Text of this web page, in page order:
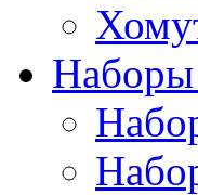
Наборы